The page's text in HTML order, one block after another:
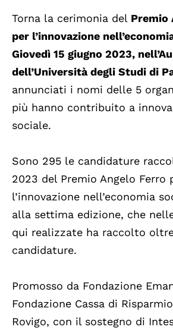
Torna la cerimonia del Premio
per l’innovazione
Giovedì 15 giugno 2023,
dell’Università degli Studi di
annunciati i nomi delle 5
più hanno contribuito a
sociale.
Sono 295 le candidature
2023 del Premio Angelo Ferro
l’innovazione nell’economia
alla settima edizione, che
qui realizzate ha raccolto
candidature.
Promosso da Fondazione
Fondazione Cassa di
Rovigo, con il sostegno di